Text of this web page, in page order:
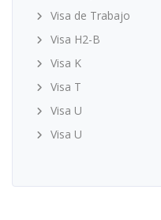
Visa de Trabajo
Visa H2-B
Visa K
Visa T
Visa U
Visa U